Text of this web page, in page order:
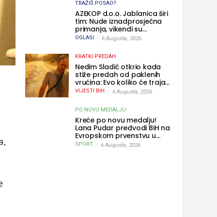
TRAŽIŠ POSAO?
AZEKOP d.o.o. Jablanica širi
tim: Nude iznadprosječna
primanja, vikendi su
slobodni, traži se više
OGLASI 6 Augusta, 2026
KRATKI PREDAH
Nedim Sladić otkrio kada
stiže predah od paklenih
vrućina: Evo koliko će trajati
osvježenje u BiH
VIJESTI BIH 6 Augusta, 2026
PO NOVU MEDALJU
Kreće po novu medalju!
Lana Pudar predvodi BiH na
Evropskom prvenstvu u
Parizu
SPORT 6 Augusta, 2026